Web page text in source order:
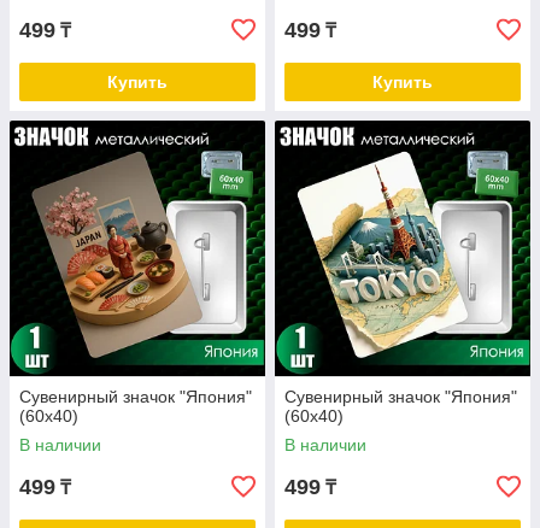
499 ₸
Купить
499 ₸
Купить
Сувенирный значок "Япония"
(60х40)
В наличии
499 ₸
Сувенирный значок "Япония"
(60х40)
В наличии
499 ₸